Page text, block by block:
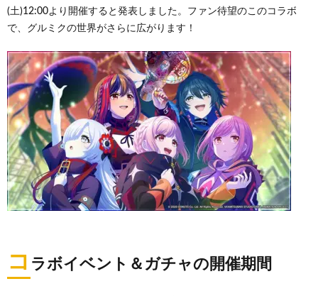
(土)12:00より開催すると発表しました。ファン待望のこのコラボ
で、グルミクの世界がさらに広がります！
コ ラボイベント＆ガチャの開催期間